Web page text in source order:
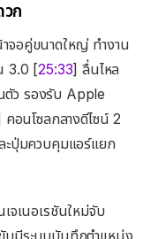
ก
จอคู่ขนาดใหญ่ ทำงาน
3.0 [25:33] ลื่นไหล
ตัว รองรับ Apple
คอนโซลกลางดีไซน์ 2
ะปุ่มควบคุมแอร์แยก
จเนอเรชันใหม่จับ
บมีระบบบันทึกตำแหน่ง